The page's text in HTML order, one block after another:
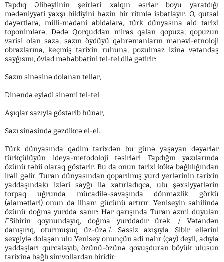
Tapdıq Əlibəylinin şeirləri xalqın əsrlər boyu yaratdığı
mədəniyyəti yaxşı bildiyini həzin bir ritmlə isbatlayır. O, qutsal
dəyərtlərə, milli-mədəni abidələrə, türk dünyasına aid tarixi
toponimlərə, Dədə Qorquddan miras qalan qopuza, qopuzun
varisi olan saza, sazın öydüyü qəhrəmanların mənəvi-etnoloji
obrazlarına, keçmiş tarixin ruhuna, pozulmaz izinə vətəndaş
sayğısını, övlad məhəbbətini tel-tel dilə gətirir:
Sazın sinəsinə dolanan tellər,
Dinəndə eylədi sinəmi tel-tel.
Aşıqlar sazıyla göstərib hünər,
Sazı sinəsində gəzdikcə el-el.
Türk dünyasında qədim tarixdən bu günə yaşayan dəyərlər
türkçülüyün ideya-metodoloji təsirləri Tapdığın yazılarında
özünü təbii olaraq göstərir. Bu da onun tarixi kökə bağlılığından
irəli gəlir. Turan dünyasından qoparılmış yurd yerlərinin tarixin
yaddaşındakı izləri sayğı ilə xatırladıqca, ulu şəxsiyyətlərin
torpaq uğrunda mücadilə-savaşında dönməzlik görkü
(əlamətləri) onun da ilham gücünü artırır. Yeniseyin sahilində
özünü doğma yurdda sanır: Hər qarışında Turan əzmi duyulan
/“Sibirin qoynundayıq, doğma yurddadır ürək. / Vətəndən
danışırıq, oturmuşuq üz-üzə”/. Səssiz axışıyla Sibir ellərini
sevgiylə dolaşan ulu Yenisey onunçün adi nəhr (çay) deyil, adıyla
yaddaşları qurcalayıb, özünü-özünə qovuşduran böyük ulusun
tarixinə bağlı simvollardan biridir: